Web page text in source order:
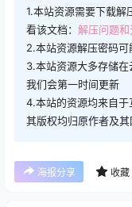
1.本站资源需要下载解
看该文档： 解压问题和
2.本站资源解压密码
3.本站资源大多存储
我们会第一时间更新
4.本站的资源均来自于
其版权均归原作者及其
海报分享 收藏